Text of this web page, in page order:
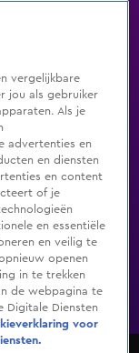
Genres
Bondgenoten
vergelijkbare
jou als gebruiker
Als je
advertenties en
en diensten
en content
of je
en essentiële
en veilig te
openen
in te trekken
de webpagina te
Digitale Diensten
voor